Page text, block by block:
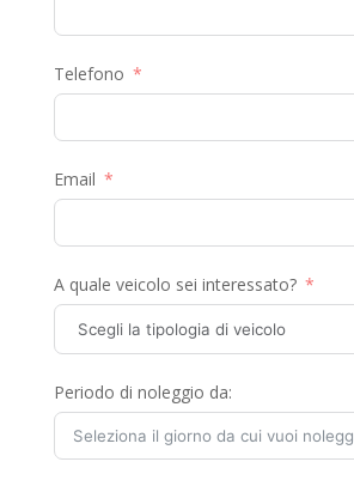
Telefono
Email
A quale veicolo sei interessato?
Periodo di noleggio da: